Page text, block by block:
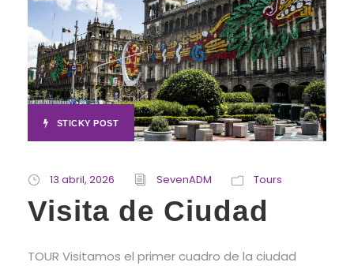
STICKY POST
13 abril, 2026 SevenADM Tours
Visita de Ciudad
TOUR Visitamos el primer cuadro de la ciudad